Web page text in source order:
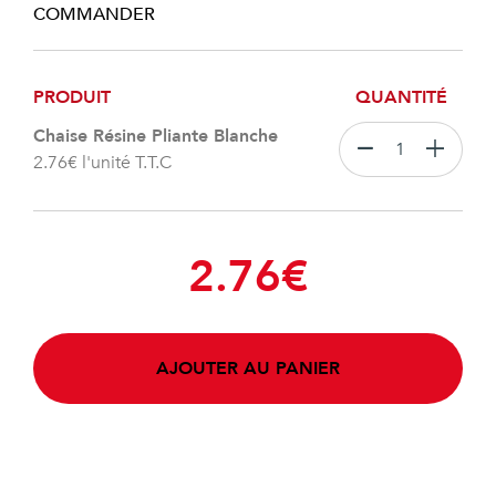
COMMANDER
PRODUIT
QUANTITÉ
Chaise Résine Pliante Blanche
2.76€ l'unité T.T.C
2.76€
AJOUTER AU PANIER